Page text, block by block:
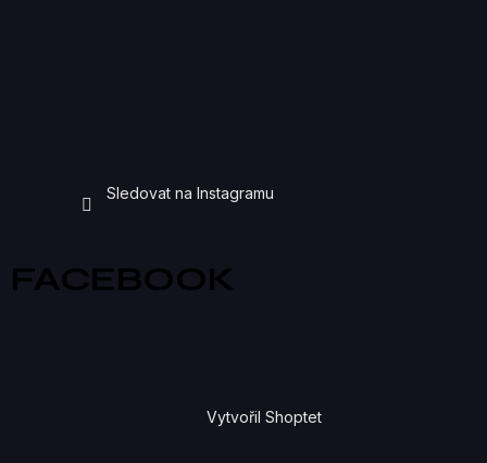
Sledovat na Instagramu
FACEBOOK
Vytvořil Shoptet